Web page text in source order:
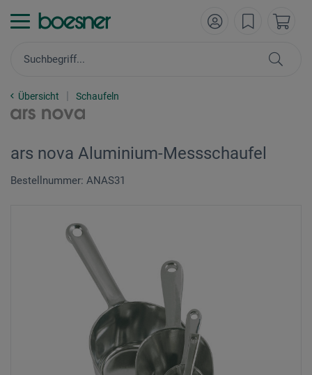
Übersicht Schaufeln
ars nova Aluminium-Messschaufel
Bestellnummer: ANAS31